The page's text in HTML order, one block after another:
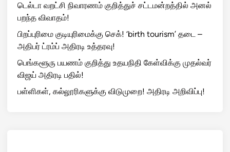
டெல்டா வறட்சி நிவாரணம் குறித்துச் சட்டமன்றத்தில் அனல்
பறந்த விவாதம்!
பிறப்புரிமை குடியுரிமைக்கு செக்! ‘birth tourism’ தடை –
அதிபர் ட்ரம்ப் அதிரடி உத்தரவு!
பெங்களூரு பயணம் குறித்து உதயநிதி கேள்விக்கு முதல்வர்
விஜய் அதிரடி பதில்!
பள்ளிகள், கல்லூரிகளுக்கு விடுமுறை! அதிரடி அறிவிப்பு!